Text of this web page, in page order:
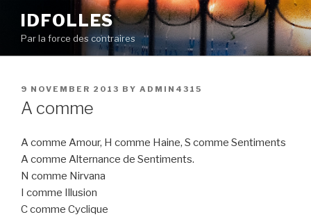
content
IDFOLLES
Par la force des contraires
POSTED
ON
9 NOVEMBER 2013 BY ADMIN4315
A comme
A comme Amour, H comme Haine, S comme Sentiments
A comme Alternance de Sentiments.
N comme Nirvana
I comme Illusion
C comme Cyclique